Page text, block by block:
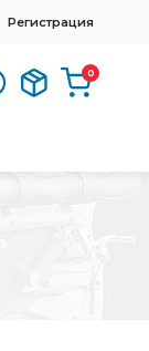
Регистрация
0